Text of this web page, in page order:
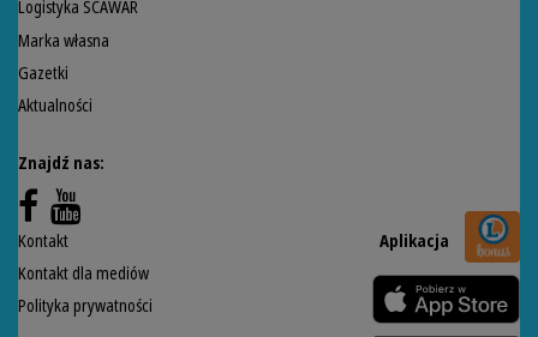
Logistyka SCAWAR
Marka własna
Gazetki
Aktualności
Znajdź nas:
Kontakt
Kontakt dla mediów
Polityka prywatności
Aplikacja